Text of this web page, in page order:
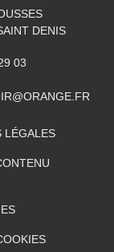
DENIS
03
LÉGALES